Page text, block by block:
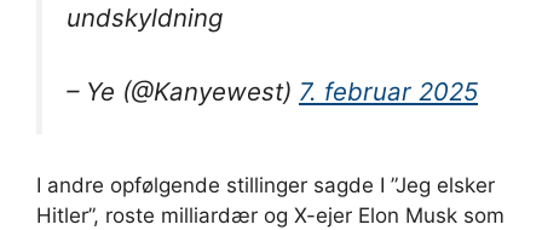
undskyldning
– Ye (@Kanyewest) 7. februar 2025
I andre opfølgende stillinger sagde I ”Jeg elsker
Hitler”, roste milliardær og X-ejer Elon Musk som